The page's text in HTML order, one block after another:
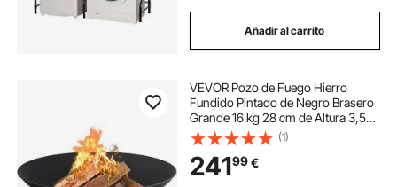
Añadir al carrito
VEVOR Pozo de Fuego Hierro
Fundido Pintado de Negro Brasero
Grande 16 kg 28 cm de Altura 3,5
mm de Grosor Cuenco para
Fogatas al Aire Libre para jardines,
patios, parques, patios traseros,
porches
(1)
24199€